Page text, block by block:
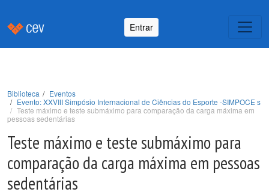
Entrar
Biblioteca
Eventos
Evento: XXVIII Simpósio Internacional de Ciências do Esporte -SIMPOCE s
Teste máximo e teste submáximo para comparação da carga máxima em
pessoas sedentárias
Teste máximo e teste submáximo para
comparação da carga máxima em pessoas
sedentárias